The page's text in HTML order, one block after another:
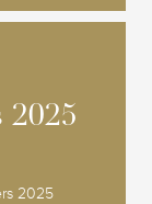
2025
2025
2025